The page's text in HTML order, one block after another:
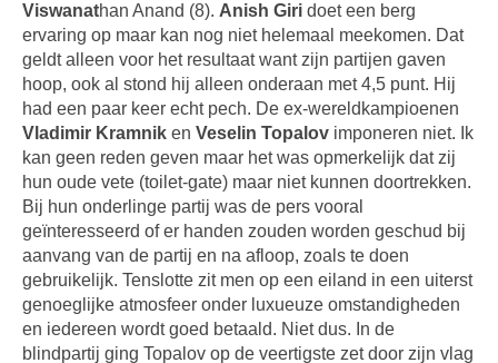
Viswanathan Anand (8). Anish Giri doet een berg
ervaring op maar kan nog niet helemaal meekomen. Dat
geldt alleen voor het resultaat want zijn partijen gaven
hoop, ook al stond hij alleen onderaan met 4,5 punt. Hij
had een paar keer echt pech. De ex-wereldkampioenen
Vladimir Kramnik en Veselin Topalov imponeren niet. Ik
kan geen reden geven maar het was opmerkelijk dat zij
hun oude vete (toilet-gate) maar niet kunnen doortrekken.
Bij hun onderlinge partij was de pers vooral
geïnteresseerd of er handen zouden worden geschud bij
aanvang van de partij en na afloop, zoals te doen
gebruikelijk. Tenslotte zit men op een eiland in een uiterst
genoeglijke atmosfeer onder luxueuze omstandigheden
en iedereen wordt goed betaald. Niet dus. In de
blindpartij ging Topalov op de veertigste zet door zijn vlag